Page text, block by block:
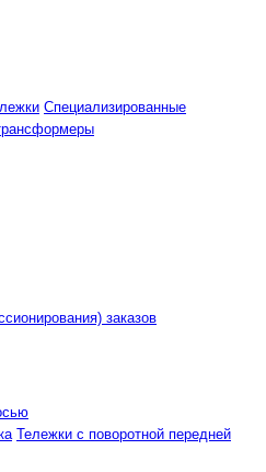
Специализированные
заказов
Тележки с поворотной передней